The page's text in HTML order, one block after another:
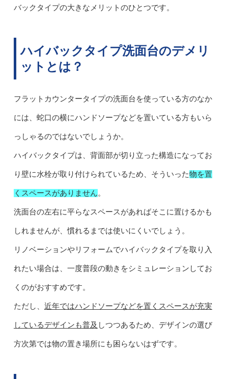
バックタイプの大きなメリットのひとつです。
ハイバックタイプ洗面台のデメリ
ットとは？
フラットカウンタータイプの洗面台を使っている方のなか
には、蛇口の横にハンドソープなどを置いている方もいら
っしゃるのではないでしょうか。
ハイバックタイプは、背面部が切り立った構造になってお
り壁に水栓が取り付けられているため、そういった物を置
くスペースがありません。
洗面台の左右に平らなスペースがあればそこに置けるかも
しれませんが、慣れるまでは使いにくいでしょう。
リノベーションやリフォームでハイバックタイプを取り入
れたい場合は、一度普段の動きをシミュレーションしてお
くのがおすすめです。
ただし、 近年ではハンドソープなどを置くスペースが充実
しているデザインも普及 しつつあるため、デザインの選び
方次第では物の置き場所にも困らないはずです。